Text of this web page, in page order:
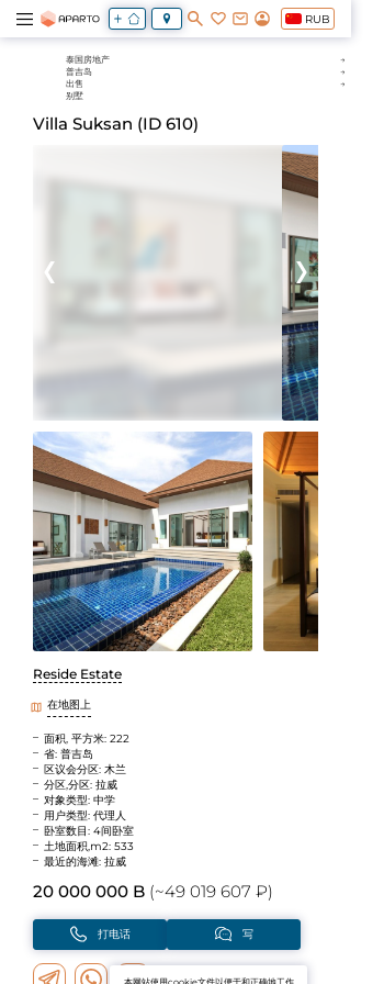
RUB
泰国房地产
普吉岛
出售
别墅
Villa Suksan (ID 610)
Reside Estate
在地图上
面积, 平方米: 222
省: 普吉岛
区议会分区: 木兰
分区,分区: 拉威
对象类型: 中学
用户类型: 代理人
卧室数目: 4间卧室
土地面积,m2: 533
最近的海滩: 拉威
20 000 000 B (~49 019 607 ₽)
打电话 写
本网站使用cookie文件以便于和正确地工作